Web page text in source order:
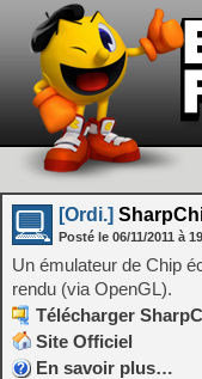
[Ordi.]
Posté le 06/11/2011 à
Un émulateur de Chip
rendu (via OpenGL).
Télécharger
Site Officiel
En savoir plus…